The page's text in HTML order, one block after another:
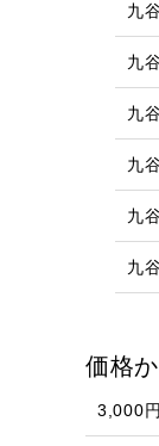
九
九
九
九
九
九
価格
3,000